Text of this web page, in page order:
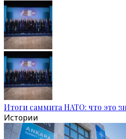
Итоги саммита НАТО: что это
Истории